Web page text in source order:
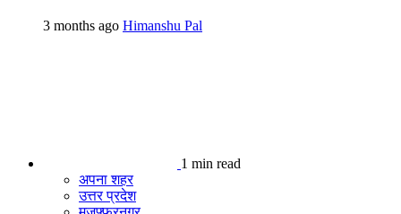
3 months ago Himanshu Pal
1 min read
अपना शहर
उत्तर प्रदेश